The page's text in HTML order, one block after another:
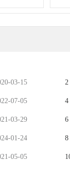
做
03-15 2 .
07-05 4 .
03-29 6 .
01-24 8 .
05-05